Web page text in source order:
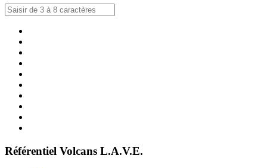
Référentiel Volcans L.A.V.E.